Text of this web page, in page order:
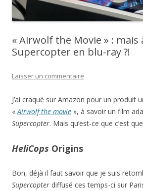
« Airwolf the Movie » : mais
Supercopter en blu-ray ?!
Laisser un commentaire
J’ai craqué sur Amazon pour un produit
«Airwolf the movie », à savoir un film
Supercopter. Mais qu’est-ce que c’est
HeliCops Origins
Bon, déjà il faut savoir que je suis
Supercopter diffusé ces temps-ci sur